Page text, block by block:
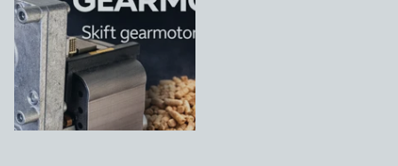
SNEGLEMOTOR TIL LANGÅ
PILLEOVN - SE MODELLER
999,00 kr